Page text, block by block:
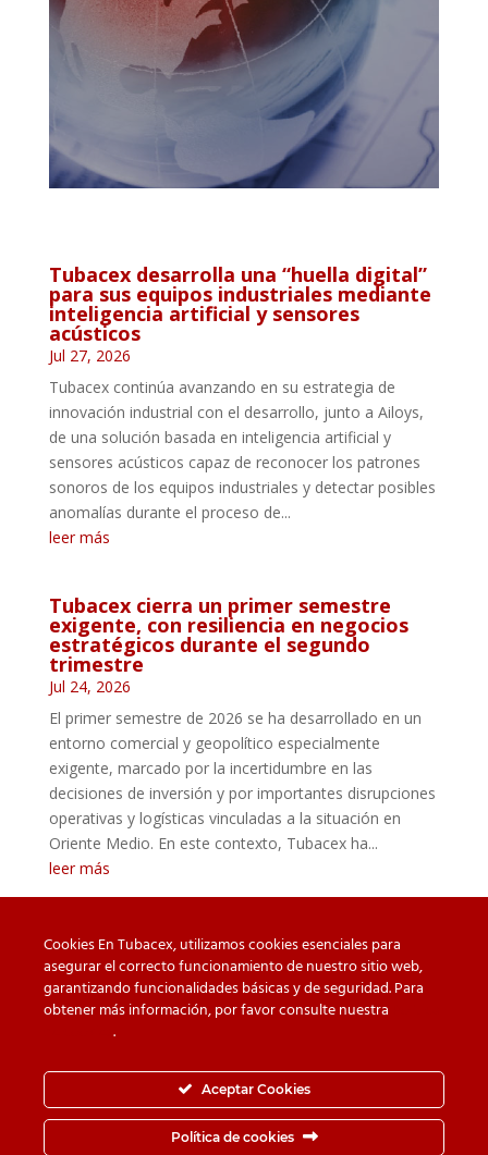
Tubacex desarrolla una “huella digital”
para sus equipos industriales mediante
inteligencia artificial y sensores
acústicos
Jul 27, 2026
Tubacex continúa avanzando en su estrategia de
innovación industrial con el desarrollo, junto a Ailoys,
de una solución basada en inteligencia artificial y
sensores acústicos capaz de reconocer los patrones
sonoros de los equipos industriales y detectar posibles
anomalías durante el proceso de...
leer más
Tubacex cierra un primer semestre
exigente, con resiliencia en negocios
estratégicos durante el segundo
trimestre
Jul 24, 2026
El primer semestre de 2026 se ha desarrollado en un
entorno comercial y geopolítico especialmente
exigente, marcado por la incertidumbre en las
decisiones de inversión y por importantes disrupciones
operativas y logísticas vinculadas a la situación en
Oriente Medio. En este contexto, Tubacex ha...
leer más
Cuidado con las falsificaciones Descargas
Política de Cookies
Canal de Denuncias
Política de seguridad de la información
Cookies En Tubacex, utilizamos cookies esenciales para
asegurar el correcto funcionamiento de nuestro sitio web,
garantizando funcionalidades básicas y de seguridad. Para
obtener más información, por favor consulte nuestra
.
Aceptar Cookies
Política de cookies